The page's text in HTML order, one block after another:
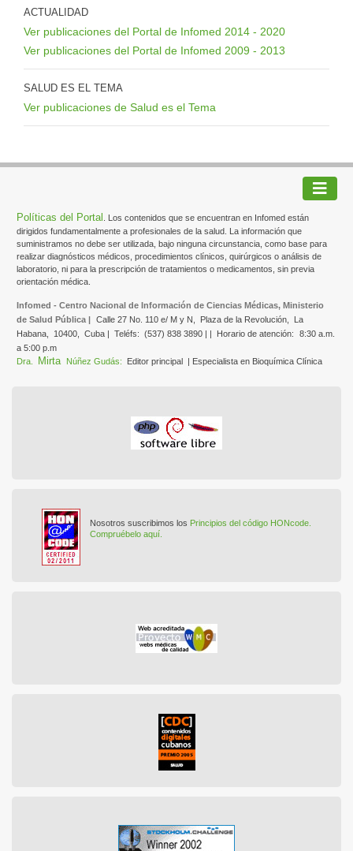
ACTUALIDAD
Ver publicaciones del Portal de Infomed 2014 - 2020
Ver publicaciones del Portal de Infomed 2009 - 2013
SALUD ES EL TEMA
Ver publicaciones de Salud es el Tema
Políticas del Portal
. Los contenidos que se encuentran en Infomed están
dirigidos fundamentalmente a profesionales de la salud. La información que
suministramos no debe ser utilizada, bajo ninguna circunstancia, como base para
realizar diagnósticos médicos, procedimientos clínicos, quirúrgicos o análisis de
laboratorio, ni para la prescripción de tratamientos o medicamentos, sin previa
orientación médica.
Infomed - Centro Nacional de Información de Ciencias Médicas, Ministerio
de Salud Pública | Calle 27 No. 110 e/ M y N, Plaza de la Revolución,
La
Habana, 10400, Cuba | Teléfs: (537) 838 3890 | | Horario de atención:
8:30 a.m.
a 5:00 p.m
Dra.
Mirta Núñez Gudás: Editor principal | Especialista en Bioquímica Clínica
Nosotros suscribimos los Principios del código HONcode.
Compruébelo aquí.